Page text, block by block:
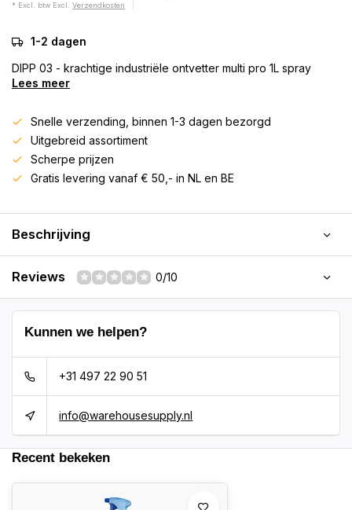
* Excl. btw Excl. Verzendkosten
1-2 dagen
DIPP 03 - krachtige industriële ontvetter multi pro 1L spray
Lees meer
Snelle verzending, binnen 1-3 dagen bezorgd
Uitgebreid assortiment
Scherpe prijzen
Gratis levering vanaf € 50,- in NL en BE
Beschrijving
Reviews 0/10
Kunnen we helpen?
+31 497 22 90 51
info@warehousesupply.nl
Recent bekeken